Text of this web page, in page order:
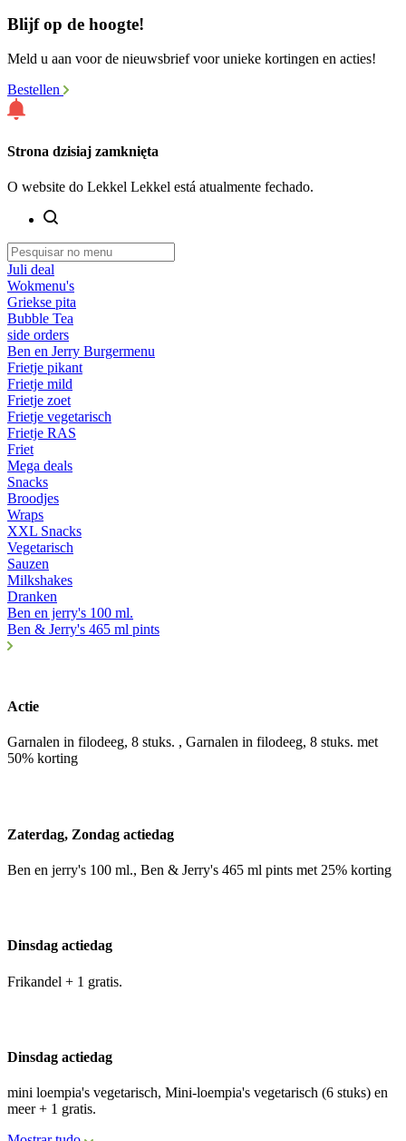
Blijf op de hoogte!
Meld u aan voor de nieuwsbrief voor unieke kortingen en acties!
Bestellen
Strona dzisiaj zamknięta
O website do Lekkel Lekkel está atualmente fechado.
Juli deal
Wokmenu's
Griekse pita
Bubble Tea
side orders
Ben en Jerry Burgermenu
Frietje pikant
Frietje mild
Frietje zoet
Frietje vegetarisch
Frietje RAS
Friet
Mega deals
Snacks
Broodjes
Wraps
XXL Snacks
Vegetarisch
Sauzen
Milkshakes
Dranken
Ben en jerry's 100 ml.
Ben & Jerry's 465 ml pints
Actie
Garnalen in filodeeg, 8 stuks. , Garnalen in filodeeg, 8 stuks. met
50% korting
Zaterdag, Zondag actiedag
Ben en jerry's 100 ml., Ben & Jerry's 465 ml pints met 25% korting
Dinsdag actiedag
Frikandel + 1 gratis.
Dinsdag actiedag
mini loempia's vegetarisch, Mini-loempia's vegetarisch (6 stuks) en
meer + 1 gratis.